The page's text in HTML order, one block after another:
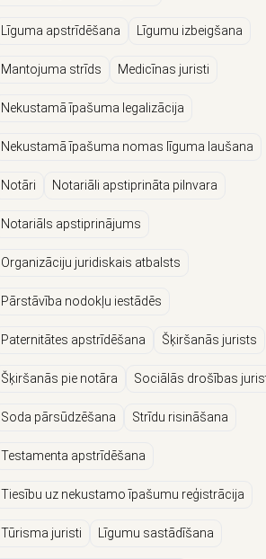
Līguma apstrīdēšana Līgumu izbeigšana
Mantojuma strīds Medicīnas juristi
Nekustamā īpašuma legalizācija
Nekustamā īpašuma nomas līguma laušana
Notāri Notariāli apstiprināta pilnvara
Notariāls apstiprinājums
Organizāciju juridiskais atbalsts
Pārstāvība nodokļu iestādēs
Paternitātes apstrīdēšana Šķiršanās jurists
Šķiršanās pie notāra Sociālās drošības
Soda pārsūdzēšana Strīdu risināšana
Testamenta apstrīdēšana
Tiesību uz nekustamo īpašumu reģistrācija
Tūrisma juristi Līgumu sastādīšana